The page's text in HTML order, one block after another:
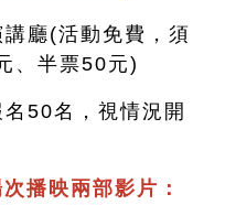
廳(活動免費，須
、半票50元)
50名，視情況開
播映兩部影片：